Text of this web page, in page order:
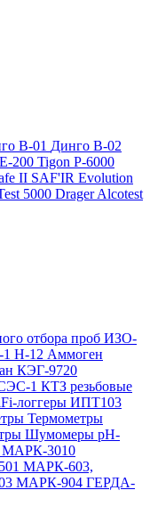
В-01 Динго В-02
200 Tigon P-6000
II SAF'IR Evolution
5000 Drager Alcotest
отбора проб ИЗО-
Н-12 Аммоген
КЭГ-9720
1 КТЗ резьбовые
логгеры ИПТ103
Термометры
Шумомеры pH-
МАРК-3010
МАРК-603,
МАРК-904 ГЕРДА-